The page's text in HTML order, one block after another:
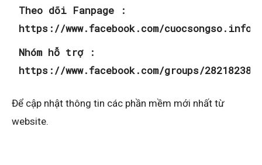
Theo dõi Fanpage :
https://www.facebook.com/cuocsongso.info
Nhóm hỗ trợ :
https://www.facebook.com/groups/
Để cập nhật thông tin các phần mềm mới nhất từ
website.